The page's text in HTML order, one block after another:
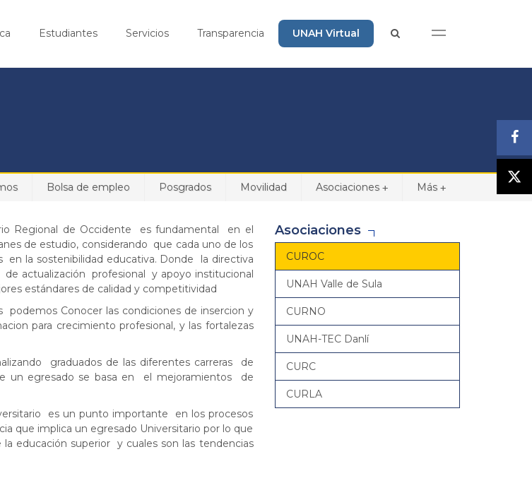
Estudiantes Servicios Transparencia UNAH Virtual
Bolsa de empleo Posgrados Movilidad +
Asociaciones +
Más
Regional de Occidente es fundamental en el
de estudio, considerando que cada uno de los
la sostenibilidad educativa. Donde la directiva
actualización profesional y apoyo institucional
estándares de calidad y competitividad
podemos Conocer las condiciones de insercion y
para crecimiento profesional, y las fortalezas
graduados de las diferentes carreras de
un egresado se basa en el mejoramientos de
es un punto importante en los procesos
que implica un egresado Universitario por lo que
educación superior y cuales son las tendencias
Asociaciones
CUROC
UNAH Valle de Sula
CURNO
UNAH-TEC Danlí
CURC
CURLA